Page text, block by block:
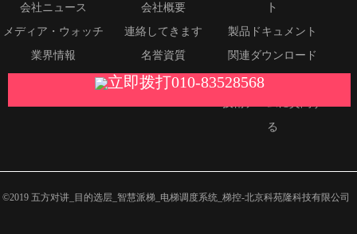
会社ニュース
メディア・ウォッチ
業界情報
会社概要
連絡してきます
名誉資質
使命のビジョン
ト
製品ドキュメント
関連ダウンロード
よくある質問
る
©2019 五方对讲_目的选层_智慧派梯_电梯调度系统_梯控-北京科苑隆科技有限公司
立即拨打010-83528568